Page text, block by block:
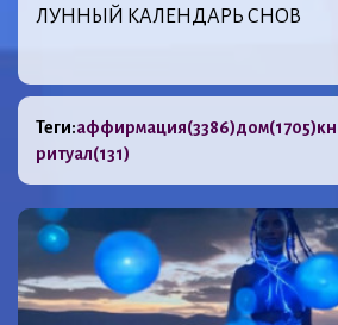
ЛУННЫЙ КАЛЕНДАРЬ СНОВ
Теги:аффирмация(3386)дом(1705)
ритуал(131)